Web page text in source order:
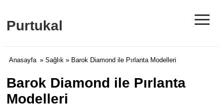
Purtukal ≡
Anasayfa » Sağlık » Barok Diamond ile Pırlanta Modelleri
Barok Diamond ile Pırlanta
Modelleri